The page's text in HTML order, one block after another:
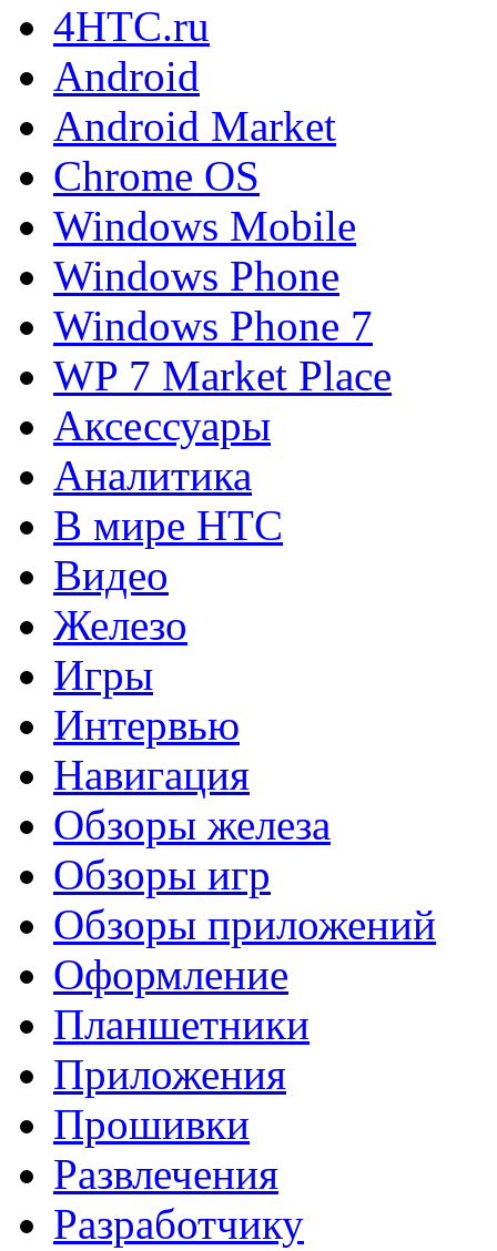
4HTC.ru
Android
Android Market
Chrome OS
Windows Mobile
Windows Phone
Windows Phone 7
WP 7 Market Place
Аксессуары
Аналитика
В мире HTC
Видео
Железо
Игры
Интервью
Навигация
Обзоры железа
Обзоры игр
Обзоры приложений
Оформление
Планшетники
Приложения
Прошивки
Развлечения
Разработчику